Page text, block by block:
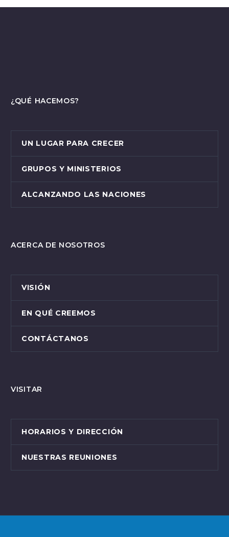
¿QUÉ HACEMOS?
UN LUGAR PARA CRECER
GRUPOS Y MINISTERIOS
ALCANZANDO LAS NACIONES
ACERCA DE NOSOTROS
VISIÓN
EN QUÉ CREEMOS
CONTÁCTANOS
VISITAR
HORARIOS Y DIRECCIÓN
NUESTRAS REUNIONES